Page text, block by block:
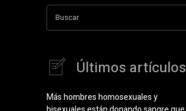
Buscar
Últimos artículos
Más hombres homosexuales y